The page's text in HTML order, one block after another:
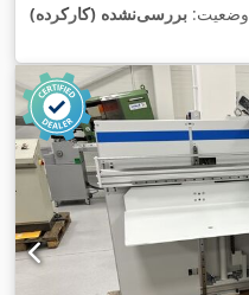
وضعیت: بررسی‌نشده (کارکرده)